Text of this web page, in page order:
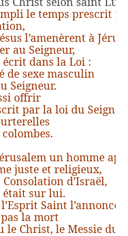
le temps prescrit
l’amenèrent à
au Seigneur,
écrit dans la Loi :
de sexe masculin
Seigneur.
offrir
par la loi du
un homme
juste et religieux,
d’Israël,
était sur lui.
Saint l’annonce
la mort
le Christ, le Messie du